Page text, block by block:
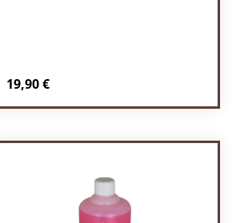
Regulärer Preis:
19,90 €